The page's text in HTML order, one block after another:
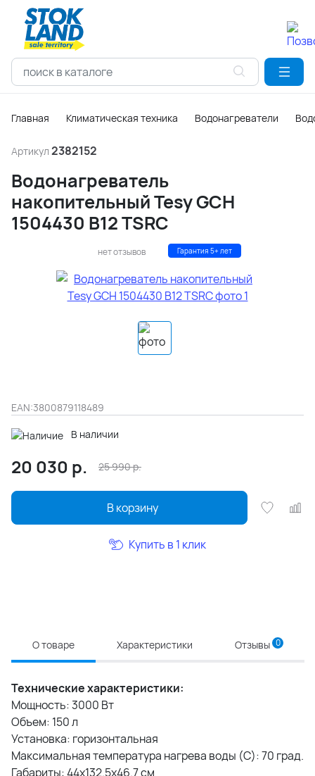
Главная Климатическая техника Водонагреватели
Артикул 2382152
Водонагреватель
накопительный Tesy GCH
1504430 B12 TSRC
нет отзывов Гарантия 5+ лет
EAN:3800879118489
В наличии
20 030 р. 25 990р.
В корзину
Купить в 1 клик
О товаре Характеристики Отзывы 0
Технические характеристики:
Мощность: 3000 Вт
Объем: 150 л
Установка: горизонтальная
Максимальная температура нагрева воды (C): 70 град.
Габариты: 44x132.5x46.7 см